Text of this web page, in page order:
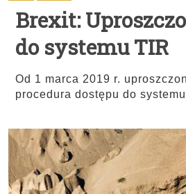
Brexit:
do systemu TIR
Od 1 marca 2019 r.
procedura dostępu do systemu